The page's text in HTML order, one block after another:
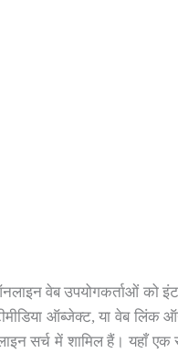
वेब उपयोगकर्ताओं को
ऑब्जेक्ट, या वेब
सर्च में शामिल हैं। यहाँ एक